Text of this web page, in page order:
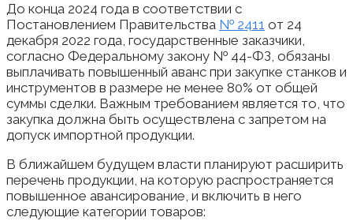
До конца 2024 года в соответствии с
Постановлением Правительства № 2411 от 24
декабря 2022 года, государственные заказчики,
согласно Федеральному закону № 44-ФЗ, обязаны
выплачивать повышенный аванс при закупке станков и
инструментов в размере не менее 80% от общей
суммы сделки. Важным требованием является то, что
закупка должна быть осуществлена с запретом на
допуск импортной продукции.
В ближайшем будущем власти планируют расширить
перечень продукции, на которую распространяется
повышенное авансирование, и включить в него
следующие категории товаров: